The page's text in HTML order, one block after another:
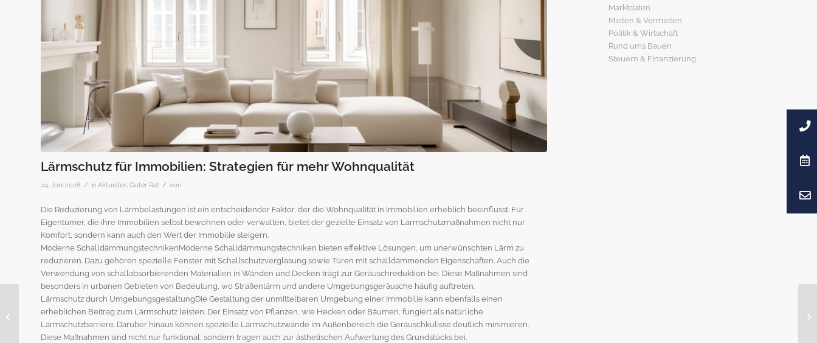
Lärmschutz für Immobilien: Strategien für mehr Wohnqualität
24. Juni 2026 / in Aktuelles Guter Rat / von
Die Reduzierung von Lärmbelastungen ist ein entscheidender Faktor, der die Wohnqualität in Immobilien erheblich beeinflusst. Für
Eigentümer, die ihre Immobilien selbst bewohnen oder verwalten, bietet der gezielte Einsatz von Lärmschutzmaßnahmen nicht nur
Komfort, sondern kann auch den Wert der Immobilie steigern.
Moderne SchalldämmungstechnikenModerne Schalldämmungstechniken bieten effektive Lösungen, um unerwünschten Lärm zu
reduzieren. Dazu gehören spezielle Fenster mit Schallschutzverglasung sowie Türen mit schalldämmenden Eigenschaften. Auch die
Verwendung von schallabsorbierenden Materialien in Wänden und Decken trägt zur Geräuschreduktion bei. Diese Maßnahmen sind
besonders in urbanen Gebieten von Bedeutung, wo Straßenlärm und andere Umgebungsgeräusche häufig auftreten.
Lärmschutz durch UmgebungsgestaltungDie Gestaltung der unmittelbaren Umgebung einer Immobilie kann ebenfalls einen
erheblichen Beitrag zum Lärmschutz leisten. Der Einsatz von Pflanzen, wie Hecken oder Bäumen, fungiert als natürliche
Lärmschutzbarriere. Darüber hinaus können spezielle Lärmschutzwände im Außenbereich die Geräuschkulisse deutlich minimieren.
Diese Maßnahmen sind nicht nur funktional, sondern tragen auch zur ästhetischen Aufwertung des Grundstücks bei.
Marktdaten
Mieten & Vermieten
Politik & Wirtschaft
Rund ums Bauen
Steuern & Finanzierung
Innovative Baustoffe:
Nachhaltige
Materialien für
zukunftssichere